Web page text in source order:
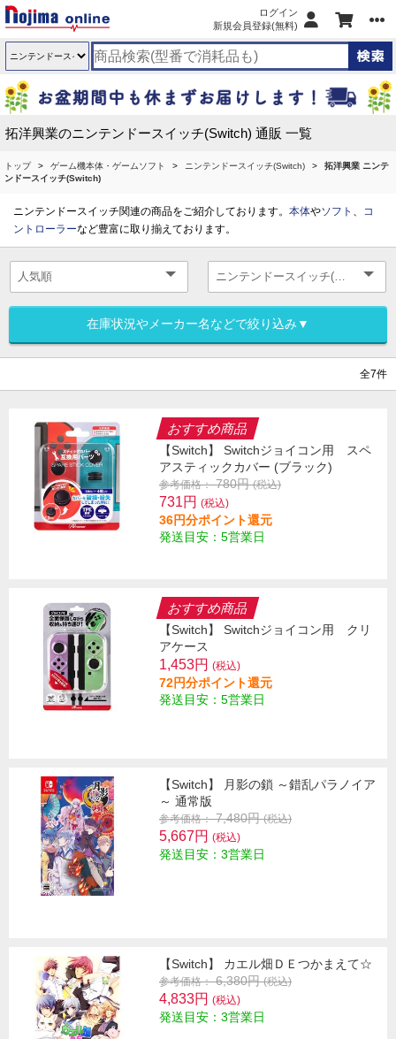
ログイン
新規会員登録(無料)
拓洋興業のニンテンドースイッチ(Switch) 通販 一覧
トップ ゲーム機本体・ゲームソフト ニンテンドースイッチ(Switch)
拓洋興業 ニンテ
ンドースイッチ(Switch)
ニンテンドースイッチ関連の商品をご紹介しております。 本体やソフト 、 コ
ントローラーなど豊富に取り揃えております。
在庫状況やメーカー名などで絞り込み▼
全7件
おすすめ商品
【Switch】 Switchジョイコン用 スペ
アスティックカバー (ブラック)
参考価格： 780円(税込)
731円 (税込)
36円分ポイント還元
発送目安：5営業日
おすすめ商品
【Switch】 Switchジョイコン用 クリ
アケース
1,453円 (税込)
72円分ポイント還元
発送目安：5営業日
【Switch】 月影の鎖 ～錯乱パラノイア
～ 通常版
参考価格： 7,480円(税込)
5,667円 (税込)
発送目安：3営業日
【Switch】 カエル畑ＤＥつかまえて☆
参考価格： 6,380円(税込)
4,833円 (税込)
発送目安：3営業日